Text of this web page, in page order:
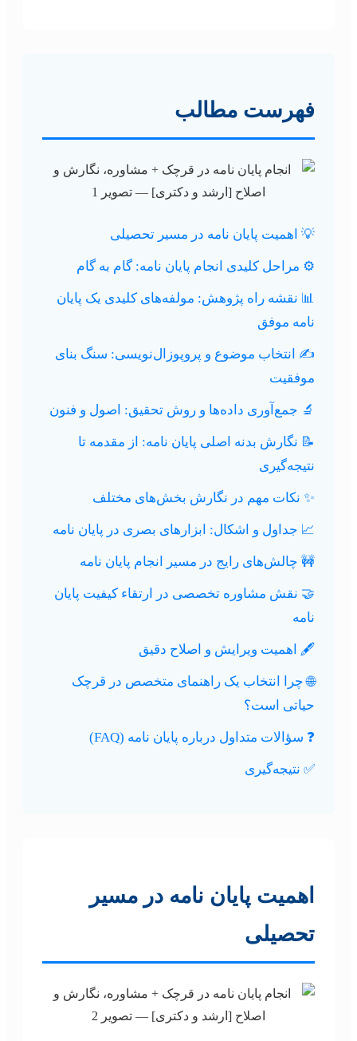
فهرست مطالب
💡 اهمیت پایان نامه در مسیر تحصیلی
⚙️ مراحل کلیدی انجام پایان نامه: گام به گام
📊 نقشه راه پژوهش: مولفه‌های کلیدی یک پایان
نامه موفق
✍️ انتخاب موضوع و پروپوزال‌نویسی: سنگ بنای
موفقیت
🔬 جمع‌آوری داده‌ها و روش تحقیق: اصول و فنون
📝 نگارش بدنه اصلی پایان نامه: از مقدمه تا
نتیجه‌گیری
✨ نکات مهم در نگارش بخش‌های مختلف
📈 جداول و اشکال: ابزارهای بصری در پایان نامه
🚧 چالش‌های رایج در مسیر انجام پایان نامه
🤝 نقش مشاوره تخصصی در ارتقاء کیفیت پایان
نامه
🖋️ اهمیت ویرایش و اصلاح دقیق
🌐 چرا انتخاب یک راهنمای متخصص در قرچک
حیاتی است؟
❓ سؤالات متداول درباره پایان نامه (FAQ)
✅ نتیجه‌گیری
اهمیت پایان نامه در مسیر
تحصیلی